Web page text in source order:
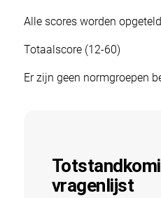
Alle scores worden
Totaalscore (12-60)
Er zijn geen normgroepen
vragenlijst